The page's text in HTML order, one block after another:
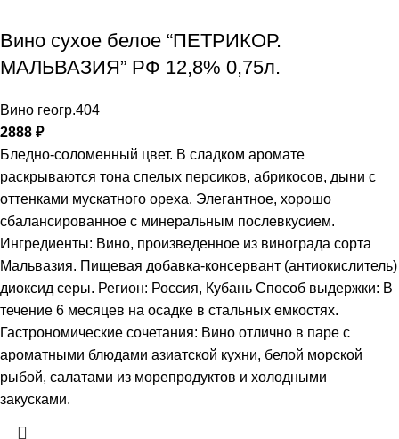
Вино сухое белое “ПЕТРИКОР.
МАЛЬВАЗИЯ” РФ 12,8% 0,75л.
Вино геогр.404
2888 ₽
Бледно-соломенный цвет. В сладком аромате
раскрываются тона спелых персиков, абрикосов, дыни с
оттенками мускатного ореха. Элегантное, хорошо
сбалансированное с минеральным послевкусием.
Ингредиенты: Вино, произведенное из винограда сорта
Мальвазия. Пищевая добавка-консервант (антиокислитель)
диоксид серы. Регион: Россия, Кубань Способ выдержки: В
течение 6 месяцев на осадке в стальных емкостях.
Гастрономические сочетания: Вино отлично в паре с
ароматными блюдами азиатской кухни, белой морской
рыбой, салатами из морепродуктов и холодными
закусками.